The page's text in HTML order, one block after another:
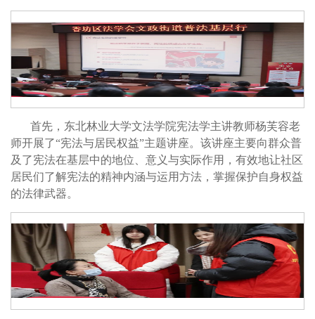
首先，东北林业大学文法学院宪法学主讲教师杨芙容老
师开展了“宪法与居民权益”主题讲座。该讲座主要向群众普
及了宪法在基层中的地位、意义与实际作用，有效地让社区
居民们了解宪法的精神内涵与运用方法，掌握保护自身权益
的法律武器。